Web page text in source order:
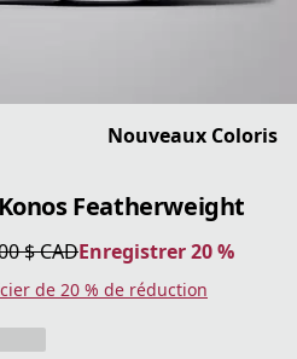
Nouveaux Coloris
Featherweight
$ CADEnregistrer 20 %
de 20 % de réduction